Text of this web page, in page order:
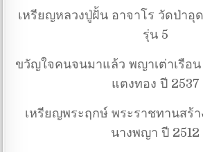
เหรียญหลวงปู่ฝั้น อาจาโร วัดป่า
รุ่น 5
ขวัญใจคนจนมาแล้ว พญาเต่าเรือน
แตงทอง ปี 2537
เหรียญพระฤกษ์ พระราชทานสร้
นางพญา ปี 2512